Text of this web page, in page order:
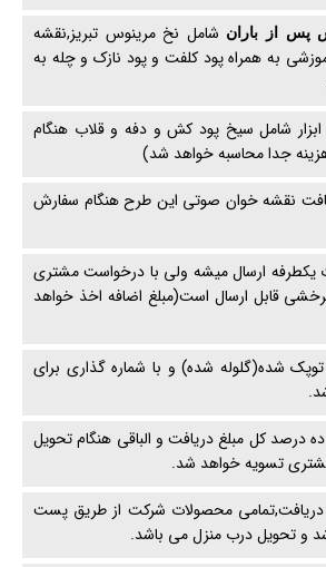
پس از باران شامل نخ مرینوس تبریز,نقشه
به همراه پود کلفت و پود نازک و چله به
شامل سیخ پود کش و دفه و قلاب هنگام
جدا محاسبه خواهد شد)
نقشه خوان صوتی این طرح هنگام سفارش
ارسال میشه ولی با درخواست مشتری
قابل ارسال است(مبلغ اضافه اخذ خواهد
شده(گلوله شده) و با شماره گذاری برای
درصد کل مبلغ دریافت و الباقی هنگام تحویل
تسویه خواهد شد.
محصولات شرکت از طریق پست
و تحویل درب منزل می باشد.